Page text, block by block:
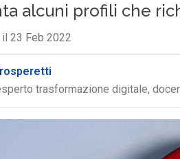
alcuni profili che
23 Feb 2022
trasformazione digitale,